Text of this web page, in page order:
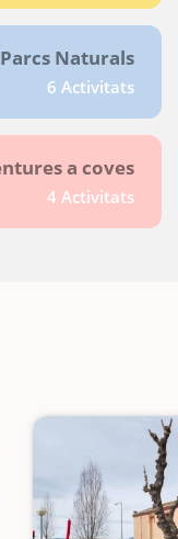
Parcs Naturals
6 Activitats
a coves
4 Activitats